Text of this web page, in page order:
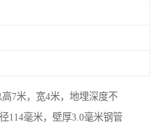
7米，宽4米，地埋深度不
114毫米，壁厚3.0毫米钢管